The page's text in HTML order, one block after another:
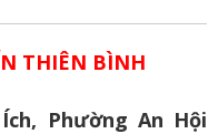
THIÊN BÌNH
Phường An Hội